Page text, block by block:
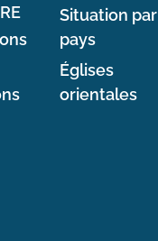
Situation par
pays
Églises
orientales